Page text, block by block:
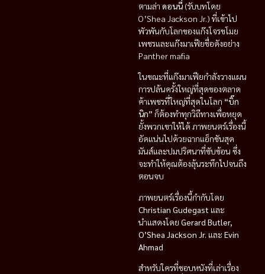
ตามล่า ดอนนี่ (รับบทโดย
O’Shea Jackson Jr.) ที่เข้าไป
พัวพันกับโลกของแก๊งโจรขโมย
เพชรและแก๊งมาเฟียชื่อดังอย่าง
Panther mafia
ในขณะที่แก๊งมาเฟียกำลังวางแผน
การปล้นครั้งใหญ่ที่สุดของตลาด
ค้าเพชรที่ใหญ่ที่สุดในโลก “บิ๊ก
นิก” ก็ต้องทำทุกวิถีทางเพื่อหยุด
ยั้งพวกเขาให้ได้ ภาพยนตร์เรื่องนี้
อัดแน่นไปด้วยฉากแอ็กชันสุด
มันส์และปมปริศนาที่ซับซ้อน ซึ่ง
จะทำให้คุณต้องลุ้นระทึกไปจนถึง
ตอนจบ
ภาพยนตร์เรื่องนี้กำกับโดย
Christian Gudegast และ
นำแสดงโดย Gerard Butler,
O’Shea Jackson Jr. และ Evin
Ahmad
สำหรับใครที่ชอบหนังที่เล่าเรื่อง